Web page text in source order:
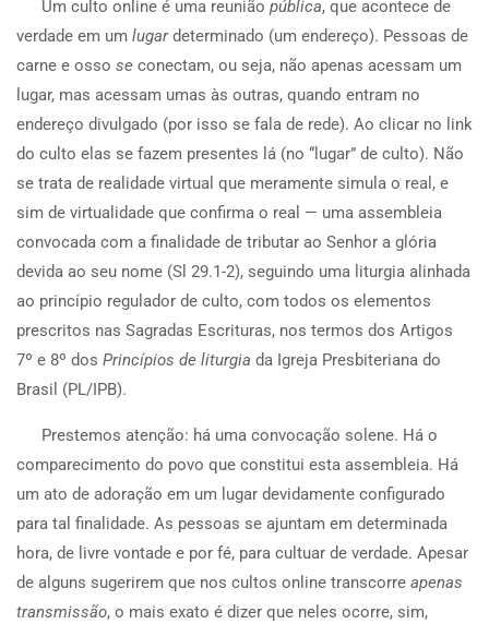
Um culto online é uma reunião pública, que acontece de
verdade em um lugardeterminado (um endereço). Pessoas de
carne e osso se conectam, ou seja, não apenas acessam um
lugar, mas acessam umas às outras, quando entram no
endereço divulgado (por isso se fala de rede). Ao clicar no link
do culto elas se fazem presentes lá (no “lugar” de culto). Não
se trata de realidade virtual que meramente simula o real, e
sim de virtualidade que confirma o real — uma assembleia
convocada com a finalidade de tributar ao Senhor a glória
devida ao seu nome (Sl 29.1-2), seguindo uma liturgia alinhada
ao princípio regulador de culto, com todos os elementos
prescritos nas Sagradas Escrituras, nos termos dos Artigos
7º e 8º dos Princípios de liturgia da Igreja Presbiteriana do
Brasil (PL/IPB).
Prestemos atenção: há uma convocação solene. Há o
comparecimento do povo que constitui esta assembleia. Há
um ato de adoração em um lugar devidamente configurado
para tal finalidade. As pessoas se ajuntam em determinada
hora, de livre vontade e por fé, para cultuar de verdade. Apesar
de alguns sugerirem que nos cultos online transcorre apenas
transmissão, o mais exato é dizer que neles ocorre, sim,